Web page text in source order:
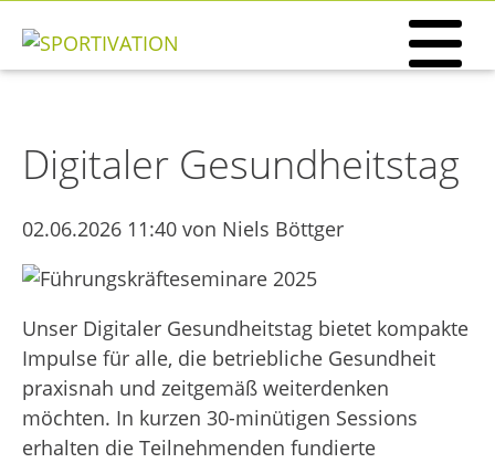
Digitaler Gesundheitstag
02.06.2026 11:40 von Niels Böttger
Unser Digitaler Gesundheitstag bietet kompakte
Impulse für alle, die betriebliche Gesundheit
praxisnah und zeitgemäß weiterdenken
möchten. In kurzen 30-minütigen Sessions
erhalten die Teilnehmenden fundierte